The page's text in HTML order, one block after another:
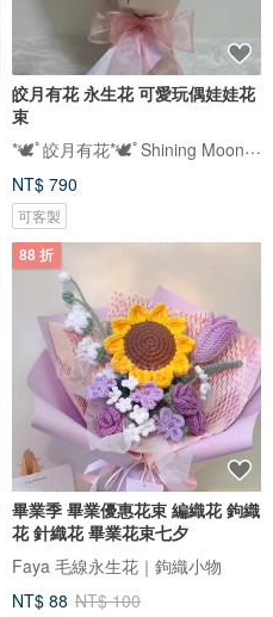
皎月有花 永生花 可愛玩偶娃娃花
束
*🕊️ﾟ皎月有花*🕊️ﾟShining Moon Floral
NT$ 790
可客製
88 折
畢業季 畢業優惠花束 編織花 鉤織
花 針織花 畢業花束七夕
Faya 毛線永生花｜鉤織小物
NT$ 88 NT$ 100